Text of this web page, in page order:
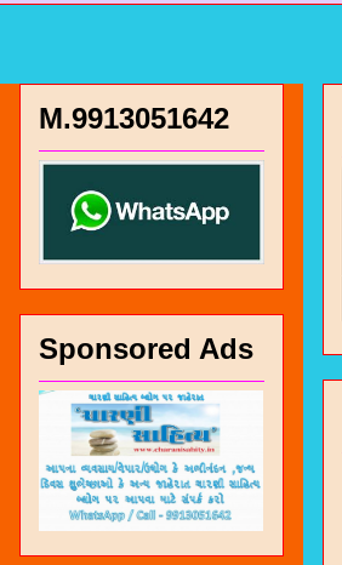
M.9913051642
Sponsored Ads